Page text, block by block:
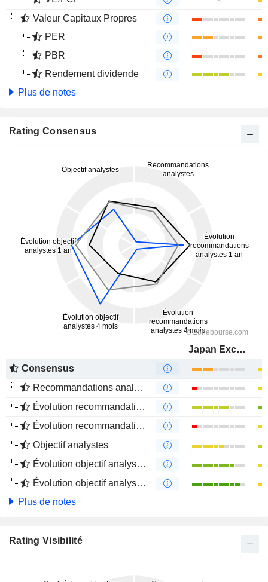
Valeur Capitaux Propres
PER
PBR
Rendement dividende
Plus de notes
Rating Consensus
Japan Exchange Group, Inc.
Consensus
Recommandations analystes
Évolution recommandations analystes 1 an
Évolution recommandations analystes 4 mois
Objectif analystes
Évolution objectif analystes 1 an
Évolution objectif analystes 4 mois
Plus de notes
Rating Visibilité